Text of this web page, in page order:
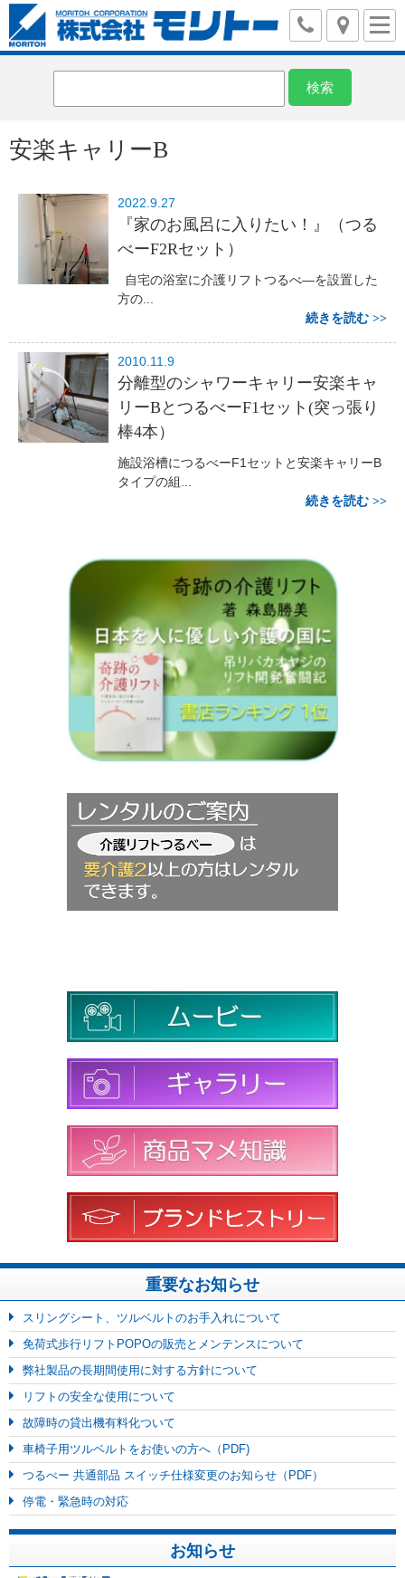
安楽キャリーB
2022.9.27
『家のお風呂に入りたい！』（つる
べーF2Rセット）
自宅の浴室に介護リフトつるべ―を設置した
方の...
続きを読む
2010.11.9
分離型のシャワーキャリー安楽キャ
リーBとつるべーF1セット(突っ張り
棒4本）
施設浴槽につるべーF1セットと安楽キャリーB
タイプの組...
続きを読む
重要なお知らせ
スリングシート、ツルベルトのお手入れについて
免荷式歩行リフトPOPOの販売とメンテンスについて
弊社製品の長期間使用に対する方針について
リフトの安全な使用について
故障時の貸出機有料化ついて
車椅子用ツルベルトをお使いの方へ（PDF)
つるべー 共通部品 スイッチ仕様変更のお知らせ（PDF）
停電・緊急時の対応
お知らせ